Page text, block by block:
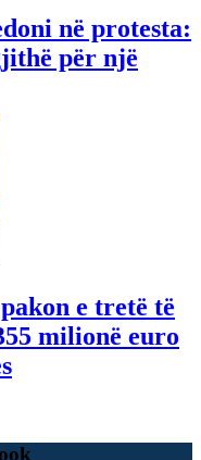
në protesta:
për një
e tretë të
milionë euro